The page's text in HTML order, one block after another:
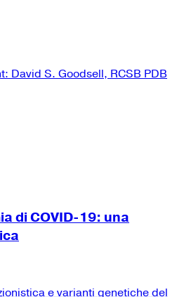
di COVID-19: una
e varianti genetiche del